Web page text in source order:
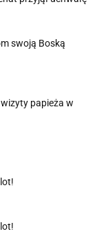
swoją Boską
papieża w